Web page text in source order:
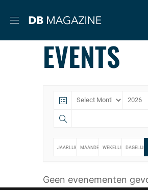
EVENTS
JAARLIJKS MAANDELIJKSWEKELIJKSDAGELIJKS
Geen evenementen